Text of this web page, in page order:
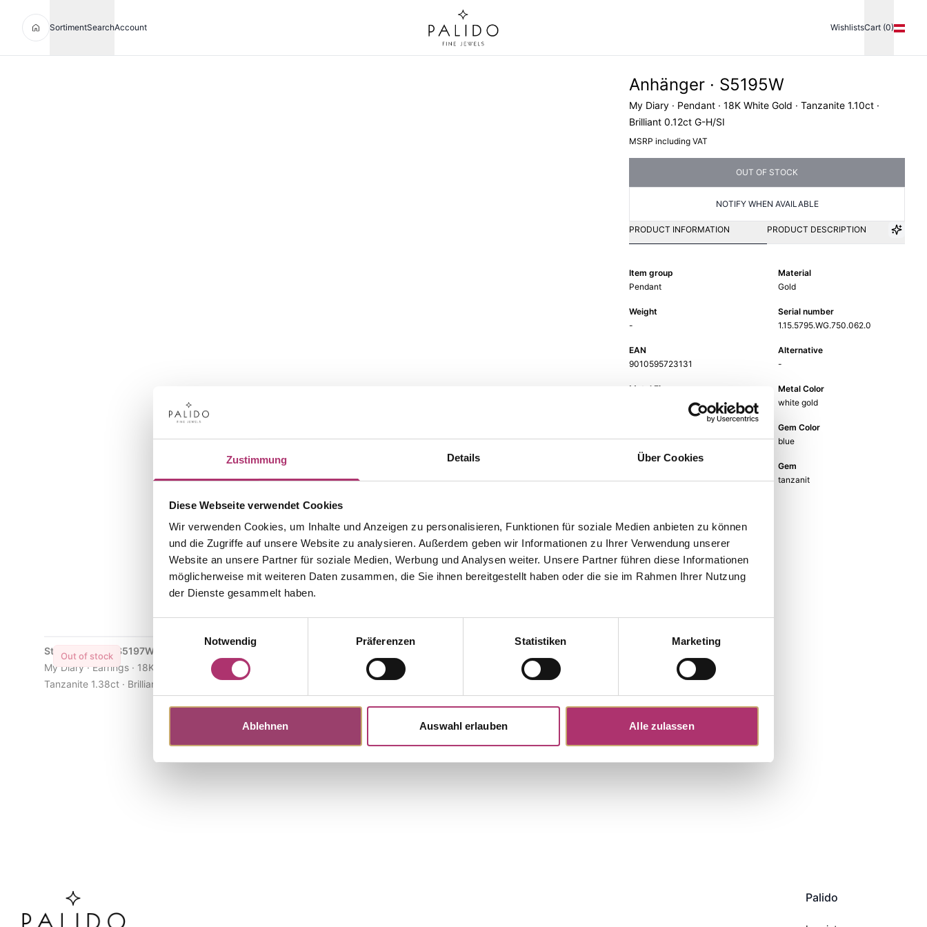
Zustimmung Details Über Cookies
Diese Webseite verwendet Cookies
Wir verwenden Cookies, um Inhalte und Anzeigen zu personalisieren, Funktionen für soziale Medien anbieten zu können
und die Zugriffe auf unsere Website zu analysieren. Außerdem geben wir Informationen zu Ihrer Verwendung unserer
Website an unsere Partner für soziale Medien, Werbung und Analysen weiter. Unsere Partner führen diese Informationen
möglicherweise mit weiteren Daten zusammen, die Sie ihnen bereitgestellt haben oder die sie im Rahmen Ihrer Nutzung
der Dienste gesammelt haben.
Notwendig
Präferenzen Statistiken Marketing
Ablehnen Auswahl erlauben Alle zulassen
SortimentSearchAccount WishlistsCart (0)
Anhänger · S5195W
My Diary · Pendant · 18K White Gold · Tanzanite 1.10ct ·
Brilliant 0.12ct G-H/SI
MSRP including VAT
OUT OF STOCK
NOTIFY WHEN AVAILABLE
PRODUCT INFORMATION PRODUCT DESCRIPTION
Item group
Pendant
Material
Gold
Weight
-
Serial number
1.15.5795.WG.750.062.0
EAN
9010595723131
Alternative
-
Metal Fineness
Metal Color
white gold
-
Gem Color
blue
Colored stone
Gem
tanzanit
The matching pieces from this
collection.
Out of stock
Stud Earrings · S5197W
My Diary · Earrings · 18K White Gold ·
Tanzanite 1.38ct · Brilliant 0.17ct G-H/SI
My Diary · Ring · 18k white gold · tanzanite
1.10ct · brilliant-cut diamond 0.12ct G-H/SI
Discover more pieces.
Palido